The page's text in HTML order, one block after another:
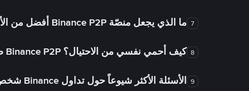
7 ما الذي يجعل منصّة Binance P2P أفضل من الأسواق الأخرى للتداول من شخص لشخص؟
8 كيف أحمي نفسي من الاحتيال؟ Binance P2P ضمان FTW!
9 الأسئلة الأكثر شيوعاً حول تداول Binance شخص لشخص